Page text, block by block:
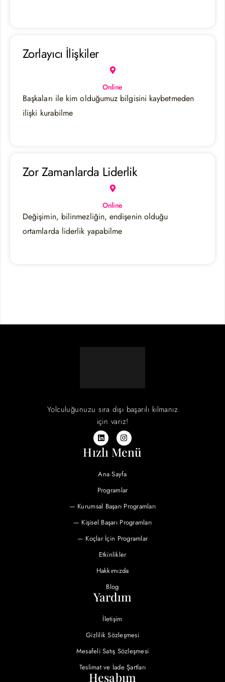
Zorlayıcı İlişkiler
Online
Başkaları ile kim olduğumuz bilgisini kaybetmeden
ilişki kurabilme
Zor Zamanlarda Liderlik
Online
Değişimin, bilinmezliğin, endişenin olduğu
ortamlarda liderlik yapabilme
Yolculuğunuzu sıra dışı başarılı kılmanız
için varız!
Hızlı Menü
Ana Sayfa
Programlar
— Kurumsal Başarı Programları
— Kişisel Başarı Programları
— Koçlar İçin Programlar
Etkinlikler
Hakkımızda
Blog
Yardım
İletişim
Gizlilik Sözleşmesi
Mesafeli Satış Sözleşmesi
Teslimat ve İade Şartları
Hesabım